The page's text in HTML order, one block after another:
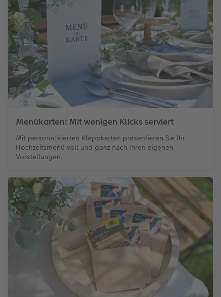
Menükarten: Mit wenigen Klicks serviert
Mit personalisierten Klappkarten präsentieren Sie Ihr
Hochzeitsmenü voll und ganz nach Ihren eigenen
Vorstellungen.